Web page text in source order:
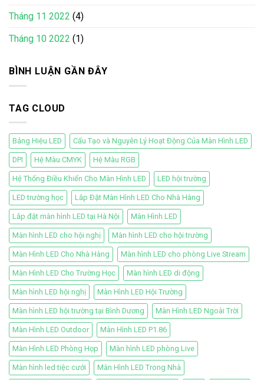
Tháng 11 2022 (4)
Tháng 10 2022 (1)
BÌNH LUẬN GẦN ĐÂY
TAG CLOUD
Bảng Hiệu LED Cấu Tạo và Nguyên Lý Hoạt Động Của Màn Hình LED
DPI Hệ Màu CMYK Hệ Màu RGB
Hệ Thống Điều Khiển Cho Màn Hình LED LED hội trường
LED trường học Lắp Đặt Màn Hình LED Cho Nhà Hàng
Lắp đặt màn hình LED tại Hà Nội Màn Hình LED
Màn hình LED cho hội nghị Màn hình LED cho hội trường
Màn Hình LED Cho Nhà Hàng Màn hình LED cho phòng Live Stream
Màn Hình LED Cho Trường Học Màn hình LED di động
Màn hình LED hội nghị Màn Hình LED Hội Trường
Màn hình LED hội trường tại Bình Dương Màn Hình LED Ngoài Trời
Màn Hình LED Outdoor Màn Hình LED P1.86
Màn Hình LED Phòng Họp Màn hình LED phòng Live
Màn hình led tiệc cưới Màn Hình LED Trong Nhà